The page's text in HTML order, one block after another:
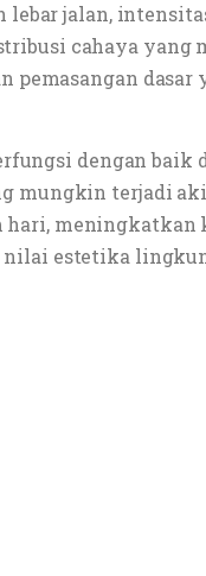
lebar jalan,
cahaya yang
pemasangan dasar
dengan baik
mungkin terjadi
meningkatkan
nilai estetika